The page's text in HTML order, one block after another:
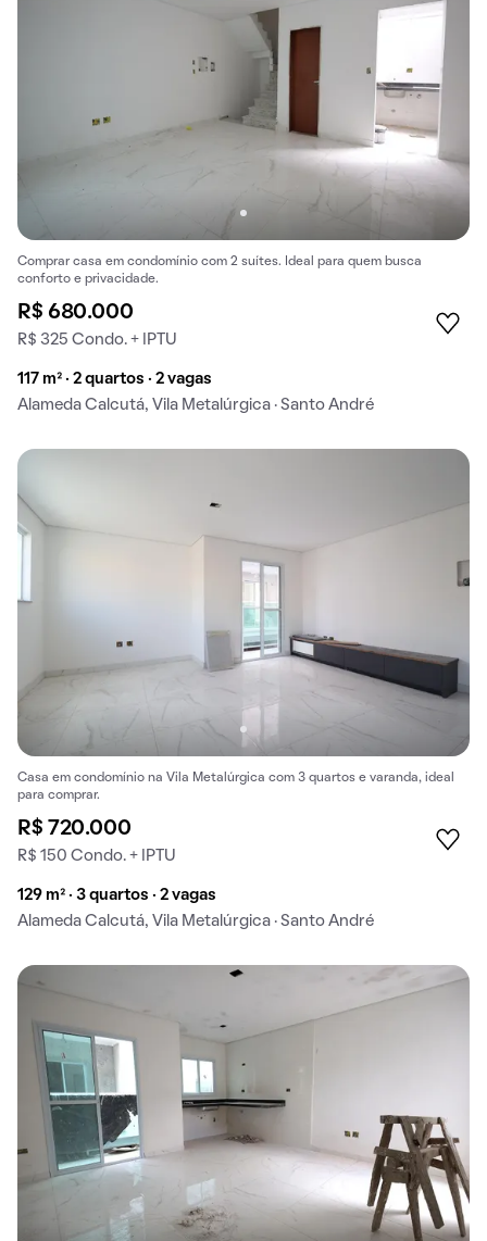
Comprar casa em condomínio com 2 suítes. Ideal para quem busca
conforto e privacidade.
R$ 680.000
R$ 325 Condo. + IPTU
117 m² · 2 quartos · 2 vagas
Alameda Calcutá, Vila Metalúrgica · Santo André
Casa em condomínio na Vila Metalúrgica com 3 quartos e varanda, ideal
para comprar.
R$ 720.000
R$ 150 Condo. + IPTU
129 m² · 3 quartos · 2 vagas
Alameda Calcutá, Vila Metalúrgica · Santo André